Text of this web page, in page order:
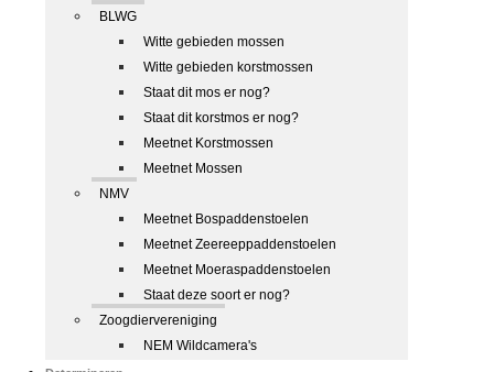
BLWG
Witte gebieden mossen
Witte gebieden korstmossen
Staat dit mos er nog?
Staat dit korstmos er nog?
Meetnet Korstmossen
Meetnet Mossen
NMV
Meetnet Bospaddenstoelen
Meetnet Zeereeppaddenstoelen
Meetnet Moeraspaddenstoelen
Staat deze soort er nog?
Zoogdiervereniging
NEM Wildcamera's